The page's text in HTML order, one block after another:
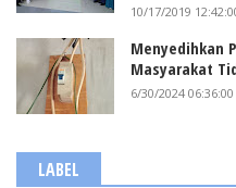
10/17/2019
Menyedihkan
Masyarakat
6/30/2024
LABEL